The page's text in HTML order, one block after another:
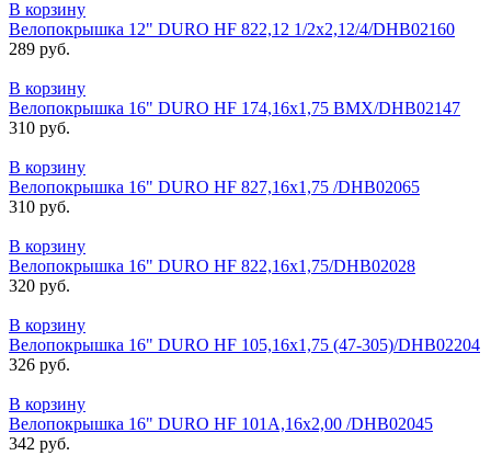
В корзину
Велопокрышка 12" DURO HF 822,12 1/2х2,12/4/DHB02160
289 руб.
В корзину
Велопокрышка 16" DURO HF 174,16x1,75 BMX/DHB02147
310 руб.
В корзину
Велопокрышка 16" DURO HF 827,16x1,75 /DHB02065
310 руб.
В корзину
Велопокрышка 16" DURO HF 822,16x1,75/DHB02028
320 руб.
В корзину
Велопокрышка 16" DURO HF 105,16x1,75 (47-305)/DHB02204
326 руб.
В корзину
Велопокрышка 16" DURO HF 101A,16x2,00 /DHB02045
342 руб.